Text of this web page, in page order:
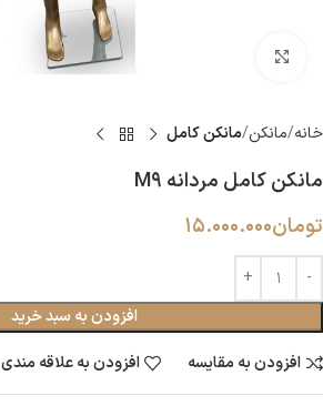
خانه مانکن مانکن کامل
مانکن کامل مردانه M9
تومان15.000.000
افزودن به سبد خرید
افزودن به مقایسه
افزودن به علاقه مندی